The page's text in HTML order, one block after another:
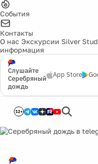
События
Контакты
О нас Экскурсии Silver
информация
Слушайте
Серебряный
дождь
App Store
12+